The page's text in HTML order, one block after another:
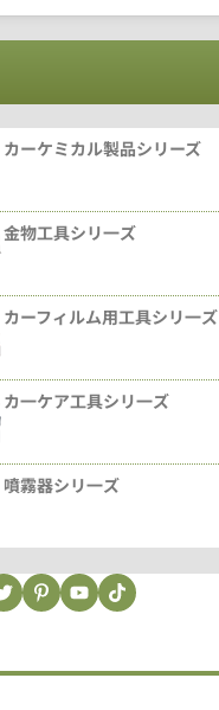
カーケミカル製品シリーズ
金物工具シリ一ズ
カーフィルム用工具シリ一ズ
カ一ケア工具シリ一ズ
噴霧器シリ一ズ